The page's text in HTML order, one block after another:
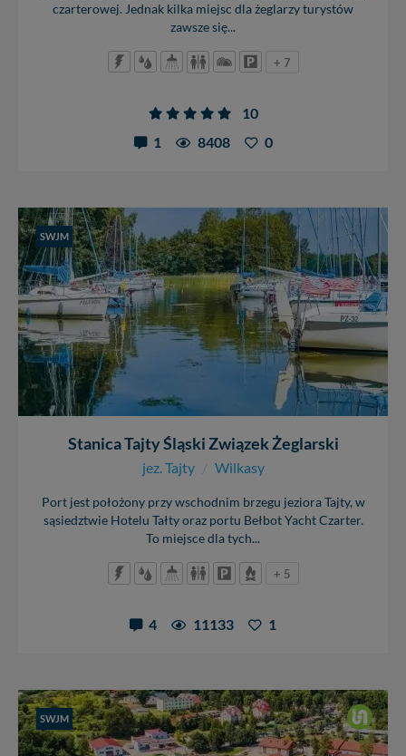
czarterowej. Jednak kilka miejsc dla żeglarzy turystów
zawsze się...
+ 7
10
1
8408 0
SWJM
Stanica Tajty Śląski Związek Żeglarski
jez. Tajty / Wilkasy
Port jest położony przy wschodnim brzegu jeziora Tajty, w
sąsiedztwie Hotelu Tałty oraz portu Bełbot Yacht Czarter.
To miejsce dla tych...
+ 5
4 11133 1
SWJM